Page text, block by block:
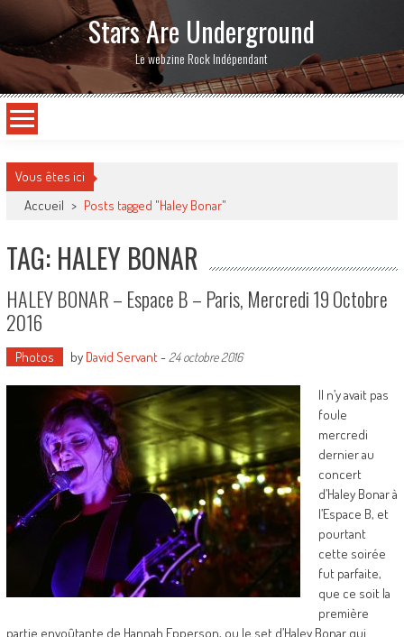
Stars Are Underground
Le webzine Rock Indépendant
Vous êtes ici
Accueil > Posts tagged "Haley Bonar"
TAG: HALEY BONAR
HALEY BONAR – Espace B – Paris, Mercredi 19 Octobre
2016
Photos by David Servant- 24 octobre 2016
Il n’y avait pas
foule
mercredi
dernier au
concert
d’Haley Bonar à
l’Espace B, et
pourtant
cette soirée
fut parfaite,
que ce soit la
première
partie envoûtante de Hannah Epperson, ou le set d’Haley Bonar qui